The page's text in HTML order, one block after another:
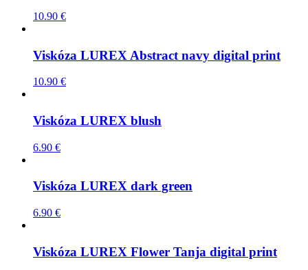
10.90 €
Viskóza LUREX Abstract navy digital print
10.90 €
Viskóza LUREX blush
6.90 €
Viskóza LUREX dark green
6.90 €
Viskóza LUREX Flower Tanja digital print